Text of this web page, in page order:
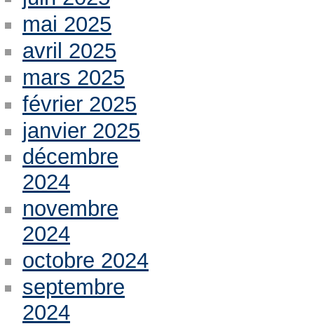
mai 2025
avril 2025
mars 2025
février 2025
janvier 2025
décembre
2024
novembre
2024
octobre 2024
septembre
2024